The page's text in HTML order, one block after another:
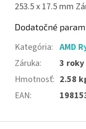
253.5 x 17.5 mm
Dodatočné
Kategória: AMD
Záruka:
3 roky
Hmotnosť: 2.58
EAN: